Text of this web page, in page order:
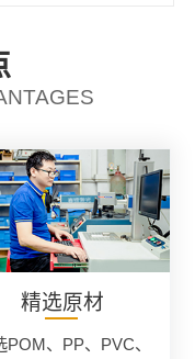
精选原材
POM、PP、PVC、